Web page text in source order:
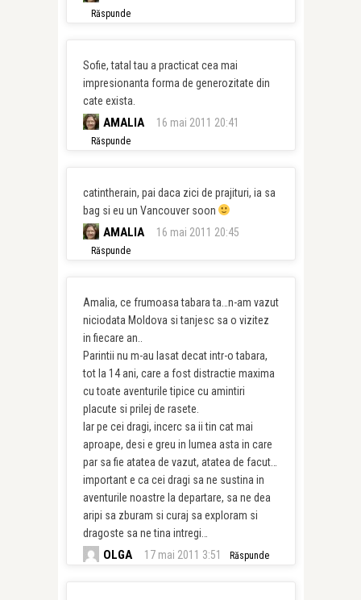
Răspunde
Sofie, tatal tau a practicat cea mai
impresionanta forma de generozitate din
cate exista.
AMALIA 16 mai 2011 20:41
Răspunde
catintherain, pai daca zici de prajituri, ia sa
bag si eu un Vancouver soon
AMALIA 16 mai 2011 20:45
Răspunde
Amalia, ce frumoasa tabara ta…n-am vazut
niciodata Moldova si tanjesc sa o vizitez
in fiecare an..
Parintii nu m-au lasat decat intr-o tabara,
tot la 14 ani, care a fost distractie maxima
cu toate aventurile tipice cu amintiri
placute si prilej de rasete.
Iar pe cei dragi, incerc sa ii tin cat mai
aproape, desi e greu in lumea asta in care
par sa fie atatea de vazut, atatea de facut…
important e ca cei dragi sa ne sustina in
aventurile noastre la departare, sa ne dea
aripi sa zburam si curaj sa exploram si
dragoste sa ne tina intregi…
OLGA 17 mai 2011 3:51 Răspunde